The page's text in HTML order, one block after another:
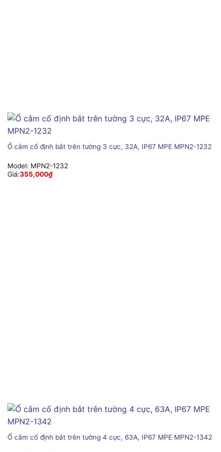
Ổ cắm cố định bắt trên tường 3 cực, 32A, IP67 MPE MPN2-1232
Model: MPN2-1232
Giá:355,000₫
Ổ cắm cố định bắt trên tường 4 cực, 63A, IP67 MPE MPN2-1342